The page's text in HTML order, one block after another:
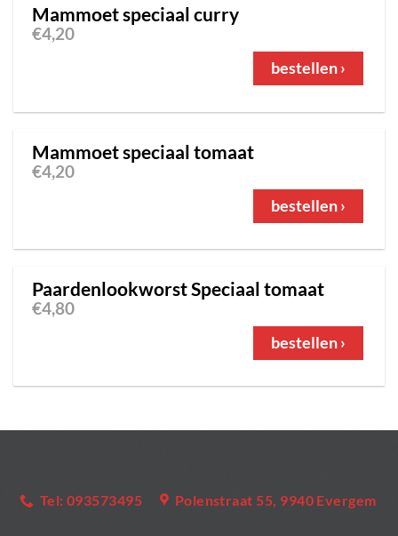
Mammoet speciaal curry
€4,20
bestellen ›
Mammoet speciaal tomaat
€4,20
bestellen ›
Paardenlookworst Speciaal tomaat
€4,80
bestellen ›
Tel: 093573495 Polenstraat 55, 9940 Evergem